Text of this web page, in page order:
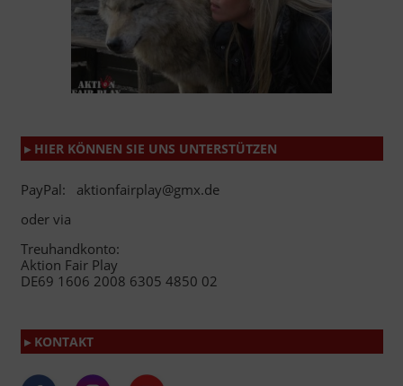
▸ HIER KÖNNEN SIE UNS UNTERSTÜTZEN
PayPal: aktionfairplay@gmx.de
oder via
Treuhandkonto:
Aktion Fair Play
DE69 1606 2008 6305 4850 02
▸ KONTAKT